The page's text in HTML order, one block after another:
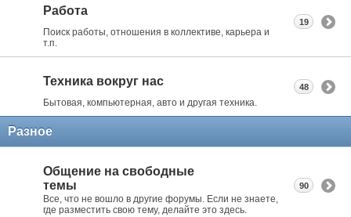
Работа
Поиск работы, отношения в коллективе, карьера и
т.п.
19
Техника вокруг нас
Бытовая, компьютерная, авто и другая техника.
48
Разное
Общение на свободные
темы
Все, что не вошло в другие форумы. Если не знаете,
где разместить свою тему, делайте это здесь.
90